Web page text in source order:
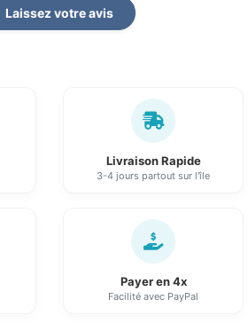
Laissez votre avis
Livraison Rapide
3-4 jours partout sur l'île
Payer en 4x
Facilité avec PayPal